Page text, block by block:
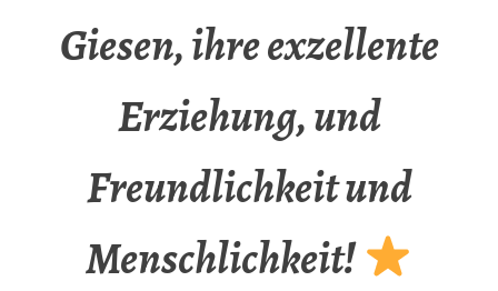
Giesen, ihre exzellente
Erziehung, und
Freundlichkeit und
Menschlichkeit!